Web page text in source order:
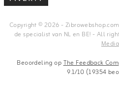
Copyright © 2026 -
de specialist van NL en BE! - All
Media
Beoordeling opThe Feedback
9.1/10 (19354